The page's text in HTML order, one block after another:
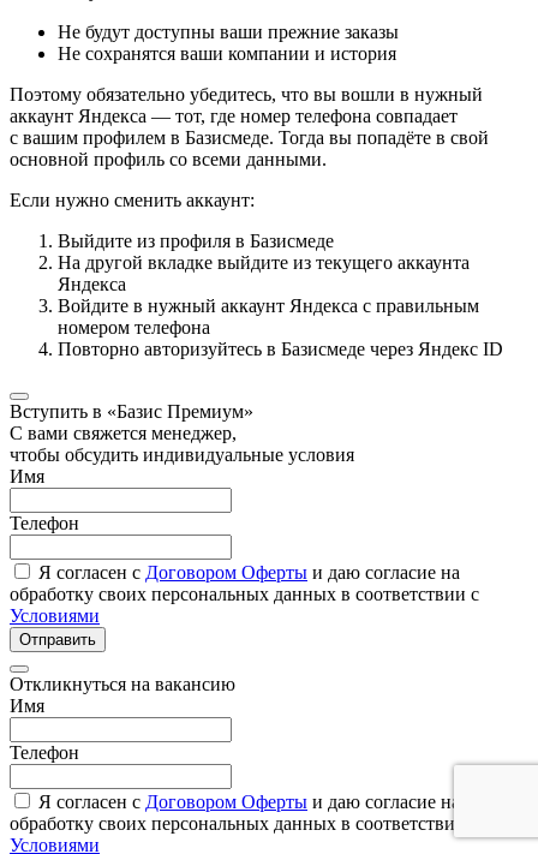
Не будут доступны ваши прежние заказы
Не сохранятся ваши компании и история
Поэтому обязательно убедитесь, что вы вошли в нужный
аккаунт Яндекса — тот, где номер телефона совпадает
с вашим профилем в Базисмеде. Тогда вы попадёте в свой
основной профиль со всеми данными.
Если нужно сменить аккаунт:
Выйдите из профиля в Базисмеде
На другой вкладке выйдите из текущего аккаунта
Яндекса
Войдите в нужный аккаунт Яндекса с правильным
номером телефона
Повторно авторизуйтесь в Базисмеде через Яндекс ID
Вступить в «Базис Премиум»
С вами свяжется менеджер,
чтобы обсудить индивидуальные условия
Имя
Телефон
Я согласен с Договором Оферты и даю согласие на
обработку своих персональных данных в соответствии с
Условиями
Отправить
Откликнуться на вакансию
Имя
Телефон
Я согласен с Договором Оферты и даю согласие на
обработку своих персональных данных в соответствии с
Условиями